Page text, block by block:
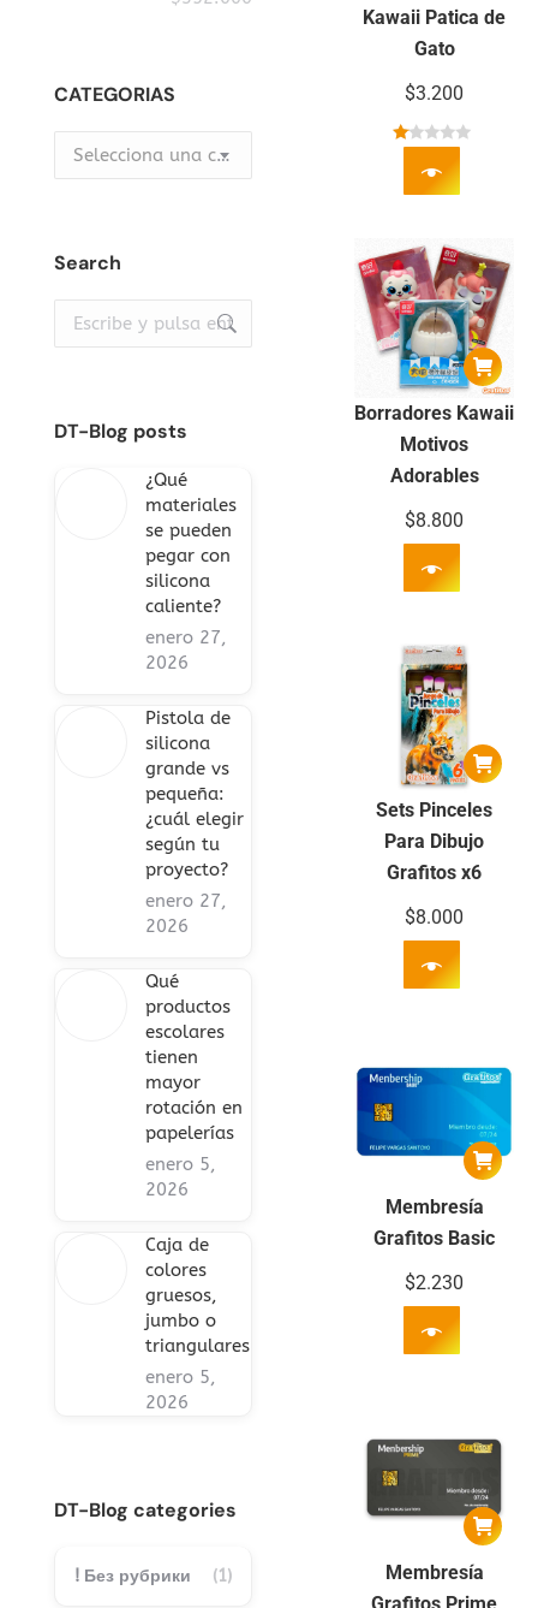
Kawaii Patica de
Gato
$3.200
1.00
Borradores Kawaii
Motivos
Adorables
$8.800
Sets Pinceles
Para Dibujo
Grafitos x6
$8.000
Membresía
Grafitos Basic
$2.230
Membresía
CATEGORIAS
Selecciona una categoría
Search
DT-Blog posts
¿Qué
materiales
se pueden
pegar con
silicona
caliente?
enero 27,
2026
Pistola de
silicona
grande vs
pequeña:
¿cuál elegir
según tu
proyecto?
enero 27,
2026
Qué
productos
escolares
tienen
mayor
rotación en
papelerías
enero 5,
2026
Caja de
colores
gruesos,
jumbo o
triangulares
enero 5,
2026
DT-Blog categories
! Без рубрики (1)